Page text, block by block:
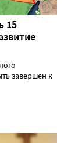
15
завершен к